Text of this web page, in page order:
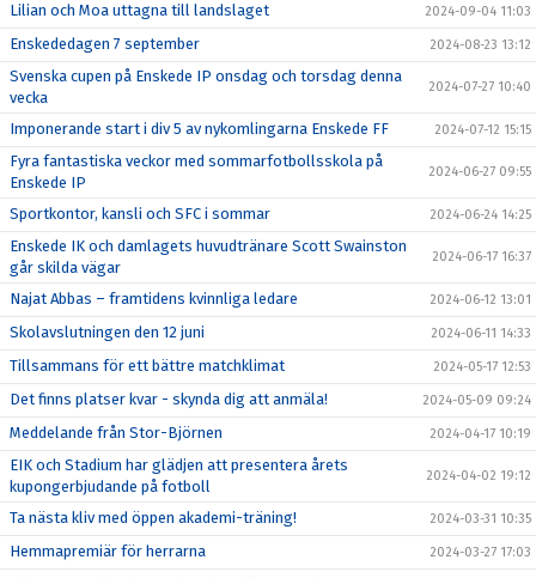
Lilian och Moa uttagna till landslaget 2024-09-04 11:03
Enskededagen 7 september 2024-08-23 13:12
Svenska cupen på Enskede IP onsdag och torsdag denna
vecka
2024-07-27 10:40
Imponerande start i div 5 av nykomlingarna Enskede FF 2024-07-12 15:15
Fyra fantastiska veckor med sommarfotbollsskola på
Enskede IP
2024-06-27 09:55
Sportkontor, kansli och SFC i sommar 2024-06-24 14:25
Enskede IK och damlagets huvudtränare Scott Swainston
går skilda vägar
2024-06-17 16:37
Najat Abbas – framtidens kvinnliga ledare 2024-06-12 13:01
Skolavslutningen den 12 juni 2024-06-11 14:33
Tillsammans för ett bättre matchklimat 2024-05-17 12:53
Det finns platser kvar - skynda dig att anmäla! 2024-05-09 09:24
Meddelande från Stor-Björnen 2024-04-17 10:19
EIK och Stadium har glädjen att presentera årets
kupongerbjudande på fotboll
2024-04-02 19:12
Ta nästa kliv med öppen akademi-träning! 2024-03-31 10:35
Hemmapremiär för herrarna 2024-03-27 17:03